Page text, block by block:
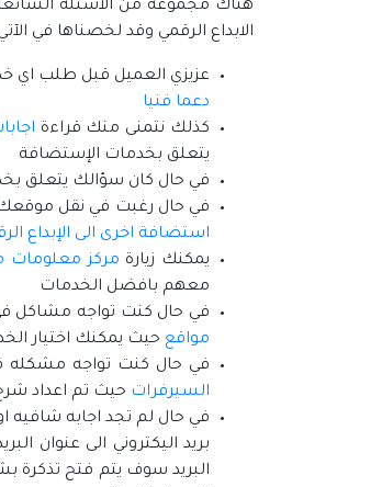
هناك مجموعه من الاسئله الشائعه
الابداع الرقمي وقد لخصناها في
عزيزي العميل قبل طلب اي
دعما فنيا
كذلك نتمنى منك قراءة
يتعلق بخدمات الإستضافة
في حال كان سؤالك يتعلق
في حال رغبت في نقل موقعك
استضافة اخرى الى الإبداع
يمكنك زيارة مركز معلومات
معهم بافضل الخدمات
في حال كنت تواجه مشاكل
مواقع حيث يمكنك اختيار
في حال كنت تواجه مشكله
السيرفرات حيث تم اعداد
في حال لم تجد اجابه شافيه
البريد سوف يتم فتح تذكرة